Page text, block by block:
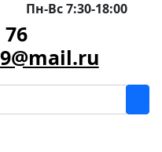
Пн-Вс 7:30-18:00
76